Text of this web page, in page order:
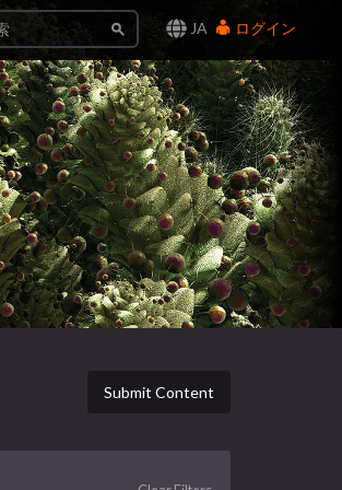
JA ログイン
Submit Content